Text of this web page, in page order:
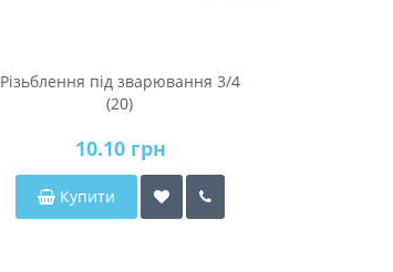
Різьблення під зварювання 3/4
(20)
10.10 грн
Купити